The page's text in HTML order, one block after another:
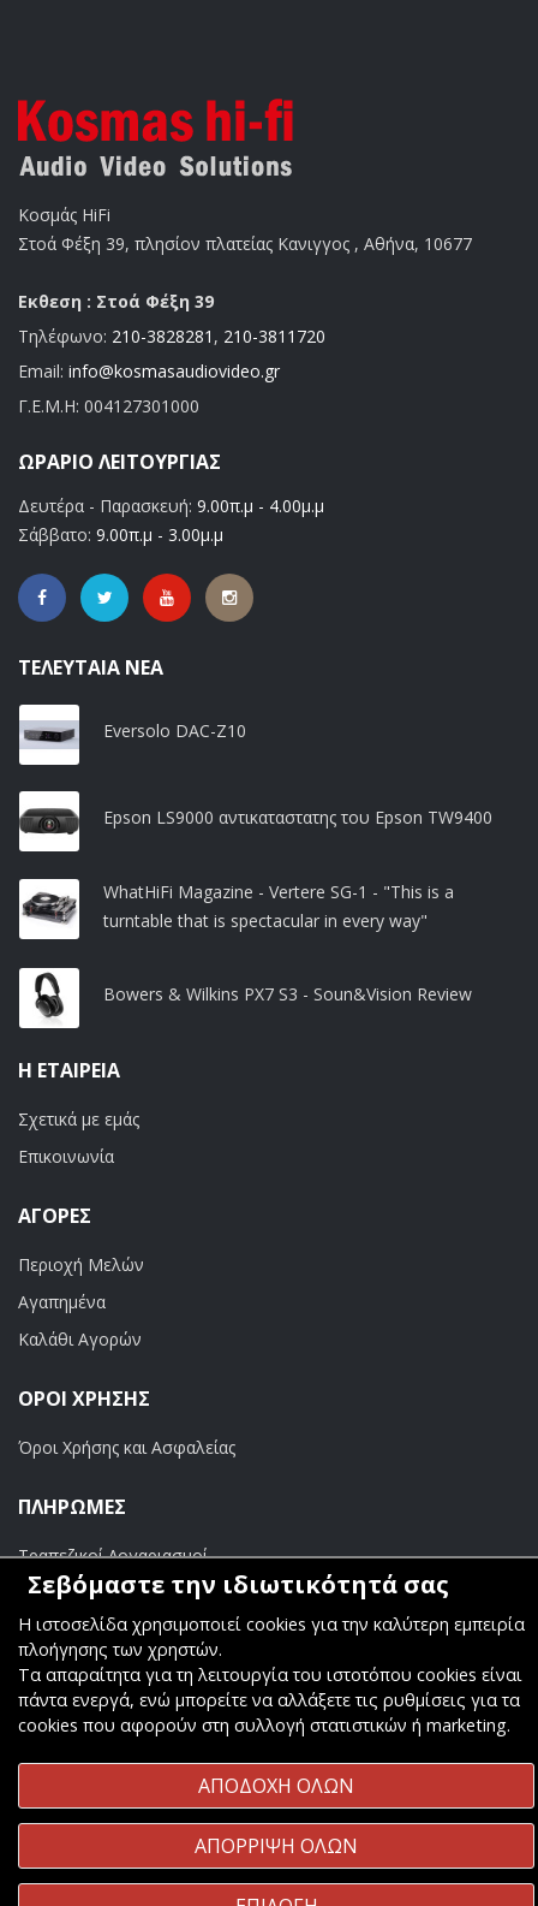
Κοσμάς HiFi
Στοά Φέξη 39, πλησίον πλατείας Κανιγγος , Αθήνα, 10677
Εκθεση : Στοά Φέξη 39
Τηλέφωνο: 210-3828281 , 210-3811720
Email: info@kosmasaudiovideo.gr
Γ.Ε.Μ.Η: 004127301000
ΩΡΆΡΙΟ ΛΕΙΤΟΥΡΓΊΑΣ
Δευτέρα - Παρασκευή: 9.00π.μ - 4.00μ.μ
Σάββατο: 9.00π.μ - 3.00μ.μ
ΤΕΛΕΥΤΑΊΑ ΝΈΑ
Eversolo DAC-Z10
Epson LS9000 αντικαταστατης του Epson TW9400
WhatHiFi Magazine - Vertere SG-1 - "This is a
turntable that is spectacular in every way"
Bowers & Wilkins PX7 S3 - Soun&Vision Review
Η ΕΤΑΙΡΕΊΑ
Σχετικά με εμάς
Επικοινωνία
ΑΓΟΡΈΣ
Περιοχή Μελών
Αγαπημένα
Καλάθι Αγορών
ΟΡΟΙ ΧΡΗΣΗΣ
Όροι Χρήσης και Ασφαλείας
ΠΛΗΡΩΜΕΣ
Τραπεζικοί Λογαριασμοί
Copyright © Κοσμάς Audio Video. All Rights Reserved
Κατασκευή & ΦιλοξενίαKomvos.gr
Σεβόμαστε την ιδιωτικότητά σας
Η ιστοσελίδα χρησιμοποιεί cookies για την καλύτερη εμπειρία
πλοήγησης των χρηστών.
Τα απαραίτητα για τη λειτουργία του ιστοτόπου cookies είναι
πάντα ενεργά, ενώ μπορείτε να αλλάξετε τις ρυθμίσεις για τα
cookies που αφορούν στη συλλογή στατιστικών ή marketing.
ΑΠΟΔΟΧΗ ΟΛΩΝ
ΑΠΟΡΡΙΨΗ ΟΛΩΝ